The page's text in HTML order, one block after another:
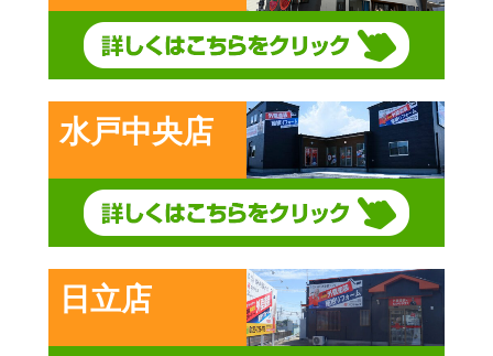
水戸中央店
日立店